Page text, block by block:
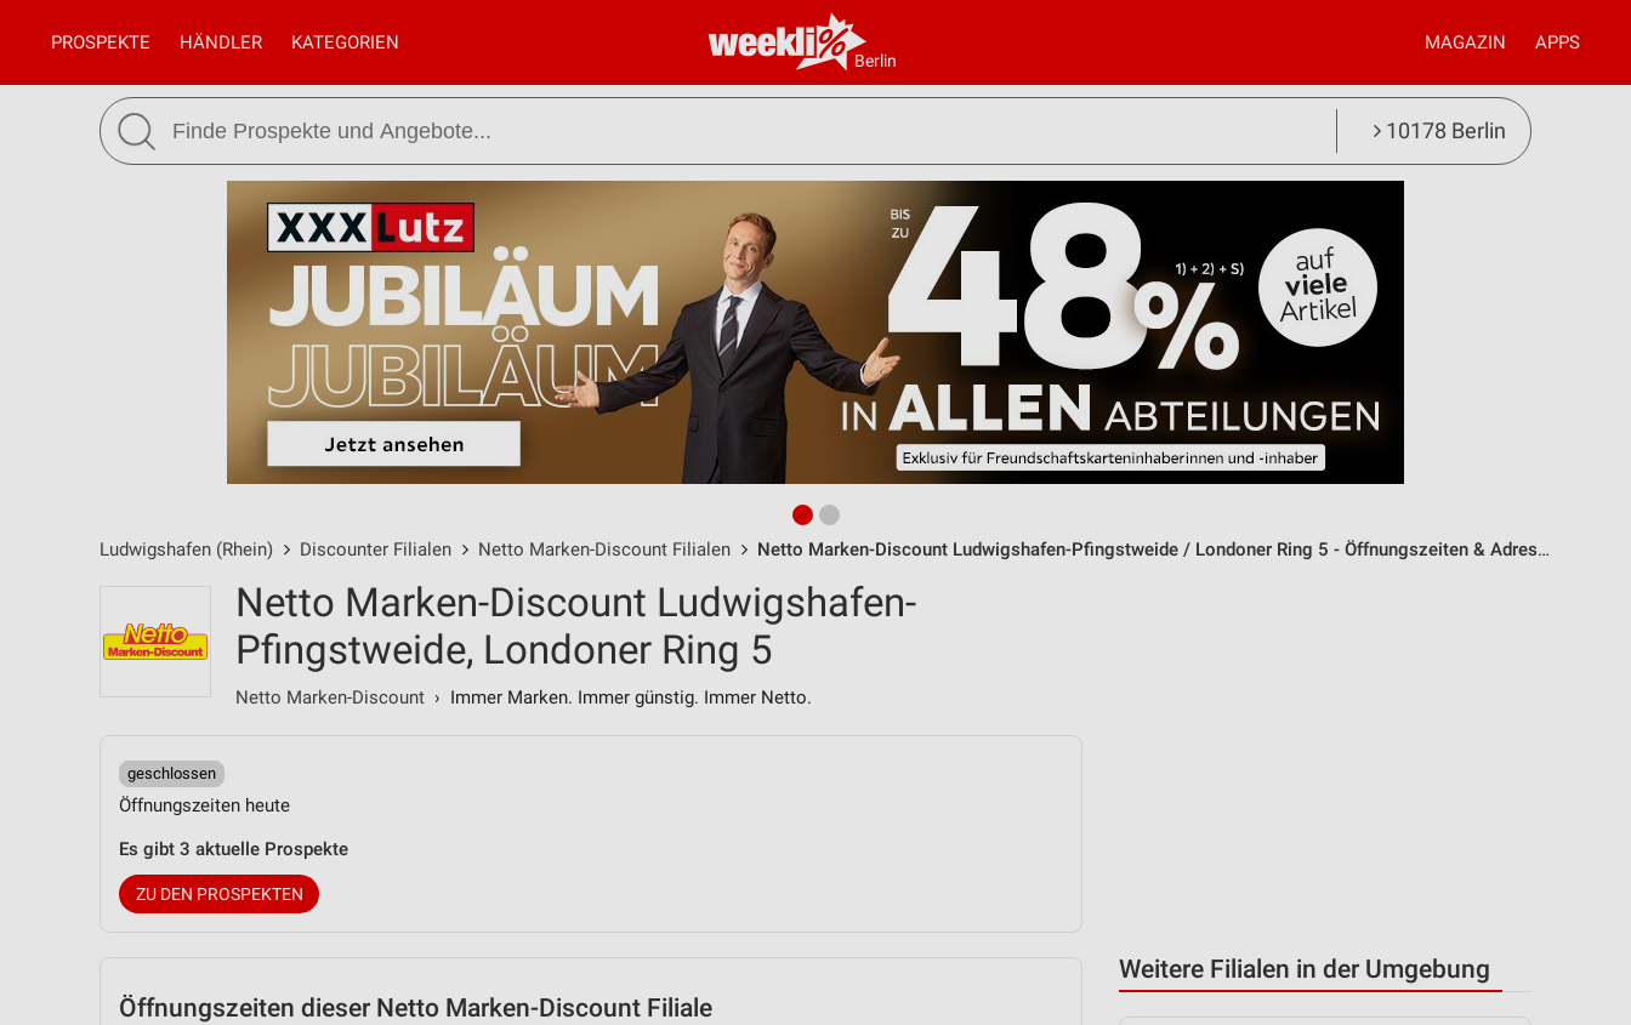
Berlin
PROSPEKTE HÄNDLER KATEGORIEN MAGAZIN APPS
10178 Berlin
Ludwigshafen (Rhein) Discounter Filialen Netto Marken-Discount Filialen Netto Marken-Discount Ludwigshafen-Pfingstweide / Londoner Ring 5 - Öffnungszeiten & Adresse
Weitere Filialen in der Umgebung
Netto Marken-Discount Ludwigshafen-
Pfingstweide, Londoner Ring 5
Netto Marken-Discount › Immer Marken. Immer günstig. Immer Netto.
geschlossen
Öffnungszeiten heute
Es gibt 3 aktuelle Prospekte
ZU DEN PROSPEKTEN
Öffnungszeiten dieser Netto Marken-Discount Filiale